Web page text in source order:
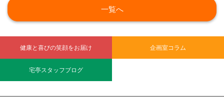
一覧へ
健康と喜びの笑顔をお届け 企画室コラム
宅亭スタッフブログ